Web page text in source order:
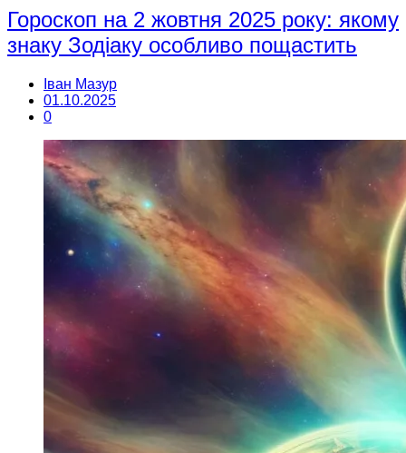
Гороскоп на 2 жовтня 2025 року: якому
знаку Зодіаку особливо пощастить
Іван Мазур
01.10.2025
0